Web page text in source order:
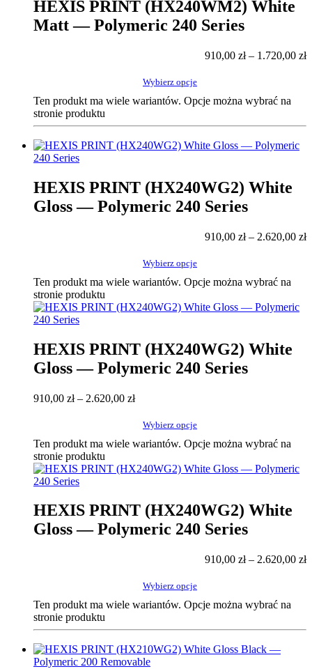
HEXIS PRINT (HX240WM2) White
Matt — Polymeric 240 Series
910,00 zł– 1.720,00 zł
Wybierz opcje
Ten produkt ma wiele wariantów. Opcje można wybrać na
stronie produktu
HEXIS PRINT (HX240WG2) White
Gloss — Polymeric 240 Series
910,00 zł– 2.620,00 zł
Wybierz opcje
Ten produkt ma wiele wariantów. Opcje można wybrać na
stronie produktu
HEXIS PRINT (HX240WG2) White
Gloss — Polymeric 240 Series
910,00 zł– 2.620,00 zł
Wybierz opcje
Ten produkt ma wiele wariantów. Opcje można wybrać na
stronie produktu
HEXIS PRINT (HX240WG2) White
Gloss — Polymeric 240 Series
910,00 zł– 2.620,00 zł
Wybierz opcje
Ten produkt ma wiele wariantów. Opcje można wybrać na
stronie produktu